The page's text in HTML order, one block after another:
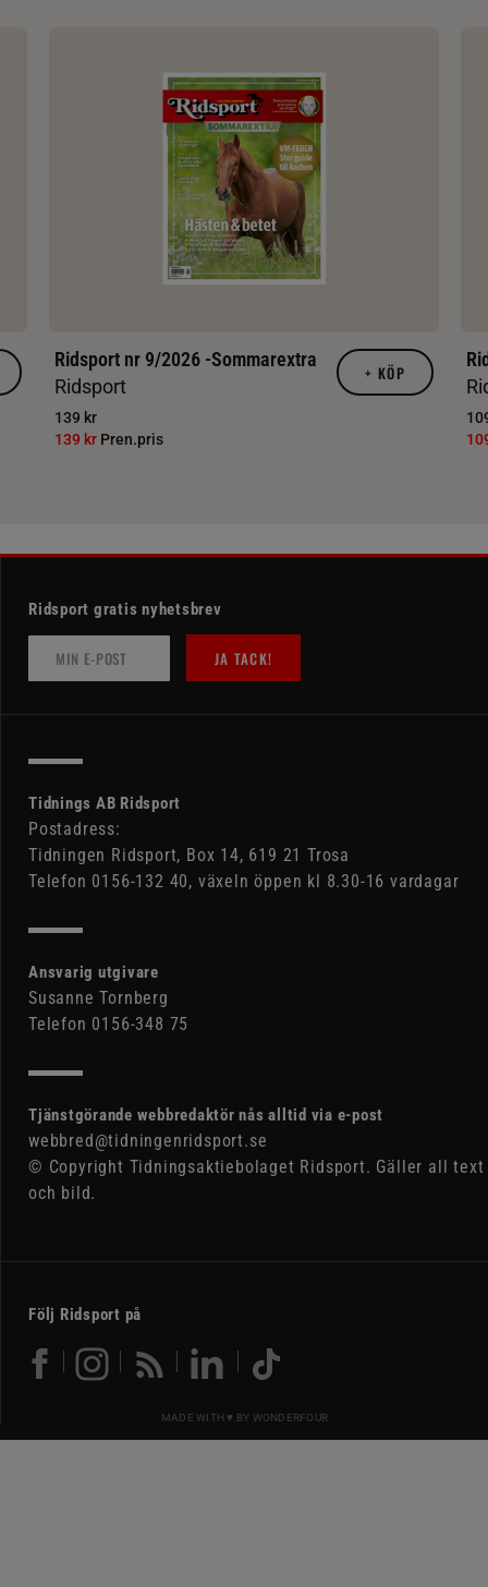
Ridsport nr 9/2026 -Sommarextra
Ridsport
139 kr
139 kr Pren.pris
+ KÖP
Ridsport gratis nyhetsbrev
JA TACK!
Tidnings AB Ridsport
Postadress:
Tidningen Ridsport, Box 14, 619 21 Trosa
Telefon 0156-132 40, växeln öppen kl 8.30-16 vardagar
Ansvarig utgivare
Susanne Tornberg
Telefon 0156-348 75
Tjänstgörande webbredaktör nås alltid via e-post
webbred@tidningenridsport.se
© Copyright Tidningsaktiebolaget Ridsport. Gäller all text
och bild.
Följ Ridsport på
MADE WITH ♥ BY WONDERFOUR